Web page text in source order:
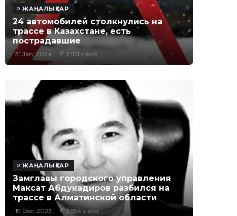
ЖАҢАЛЫҚТАР
24 автомобилей столкнулись на
трассе в Казахстане, есть
пострадавшие
31 Jan, 2024 2,551 views
ЖАҢАЛЫҚТАР
Замглавы городского управления
Максат Абдукадиров разбился на
трассе в Алматинской области
19 Dec, 2023 2,554 views